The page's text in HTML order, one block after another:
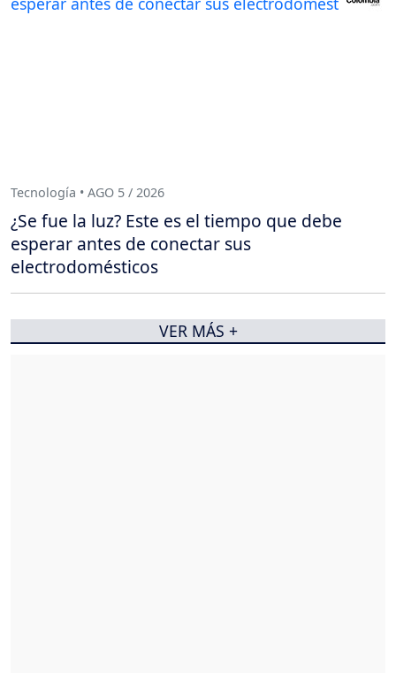
Tecnología • AGO 5 / 2026
¿Se fue la luz? Este es el tiempo que debe
esperar antes de conectar sus
electrodomésticos
VER MÁS +